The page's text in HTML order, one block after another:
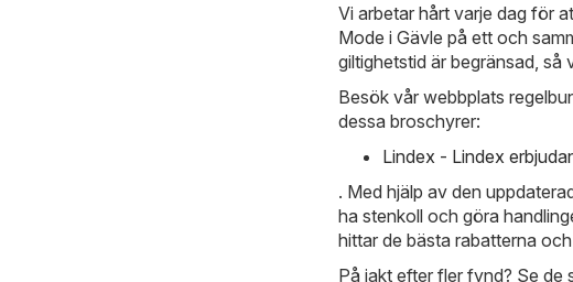
Vi arbetar hårt varje dag för
Mode i Gävle på ett och
giltighetstid är begränsad, så
Besök vår webbplats
dessa broschyrer:
Lindex - Lindex
. Med hjälp av den
ha stenkoll och göra
hittar de bästa rabatterna
På jakt efter fler fynd? Se de